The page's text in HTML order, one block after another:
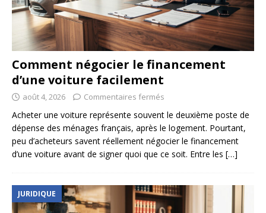
Comment négocier le financement
d’une voiture facilement
août 4, 2026 Commentaires fermés
Acheter une voiture représente souvent le deuxième poste de
dépense des ménages français, après le logement. Pourtant,
peu d’acheteurs savent réellement négocier le financement
d’une voiture avant de signer quoi que ce soit. Entre les […]
JURIDIQUE